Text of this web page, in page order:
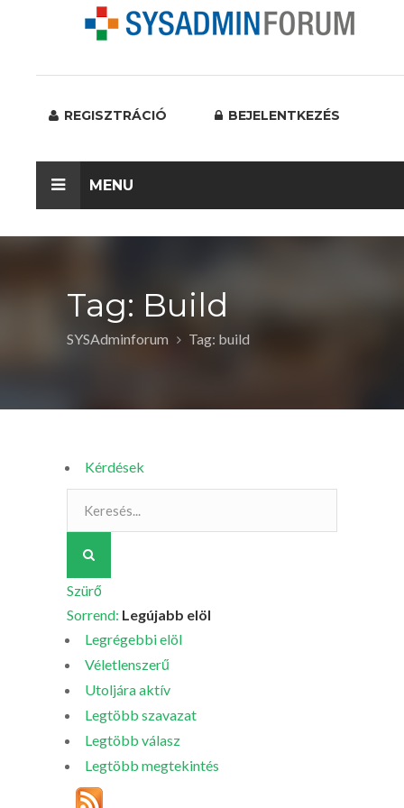
REGISZTRÁCIÓ BEJELENTKEZÉS
MENU
Tag: Build
SYSAdminforum Tag: build
Kérdések
Szürő
Sorrend: Legújabb elöl
Legrégebbi elöl
Véletlenszerű
Utoljára aktív
Legtöbb szavazat
Legtöbb válasz
Legtöbb megtekintés